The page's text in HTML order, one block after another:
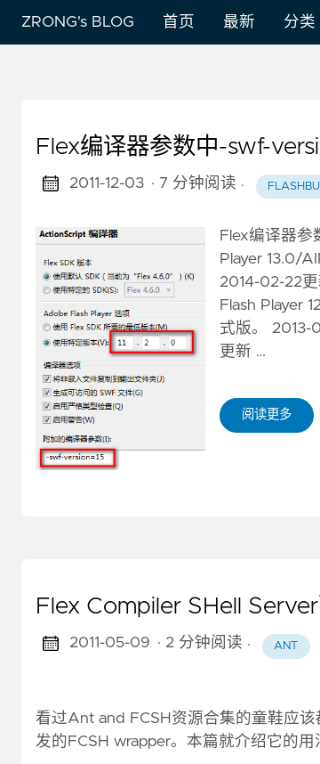
ZRONG's BLOG 首页 最新 分类
Flex编译器参数中-swf-
2011-12-03 · 7 分钟阅读 ·
Flex编译器参
Player 13.0/
2014-02-22
Flash Player
式版。 2013-
更新 …
阅读更多
Flex Compiler SHell
2011-05-09 · 2 分钟阅读 · ANT
看过Ant and FCSH资源合集的童鞋应
发的FCSH wrapper。本篇就介绍它的用